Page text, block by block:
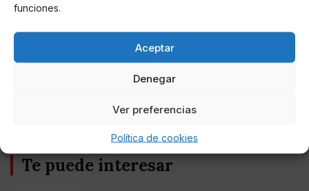
funciones.
Aceptar
Denegar
Ver preferencias
Política de cookies
Entretenimiento
Fortnite regresa para iOS en la Unión
Te puede interesar